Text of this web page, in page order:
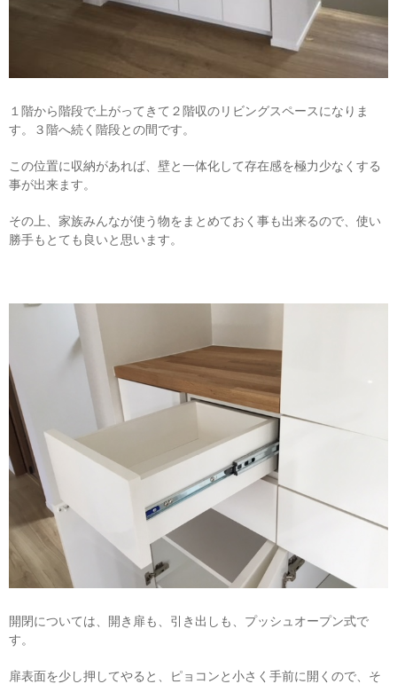
１階から階段で上がってきて２階収のリビングスペースになりま
す。３階へ続く階段との間です。
この位置に収納があれば、壁と一体化して存在感を極力少なくする
事が出来ます。
その上、家族みんなが使う物をまとめておく事も出来るので、使い
勝手もとても良いと思います。
開閉については、開き扉も、引き出しも、プッシュオープン式で
す。
扉表面を少し押してやると、ピョコンと小さく手前に開くので、そ